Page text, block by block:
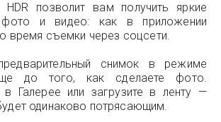
HDR позволит вам получить яркие
фото и видео: как в приложении
время съемки через соцсети.
снимок в режиме
до того, как сделаете фото.
в Галерее или загрузите в ленту —
одинаково потрясающим.